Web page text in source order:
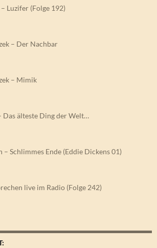
Luzifer (Folge 192)
– Der Nachbar
– Mimik
Das älteste Ding der Welt…
– Schlimmes Ende (Eddie Dickens 01)
live im Radio (Folge 242)